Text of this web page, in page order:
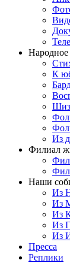
Народное
К
Из
Филиал
Наши
Из
Из
Из
Из
Из
Пресса
Реплики